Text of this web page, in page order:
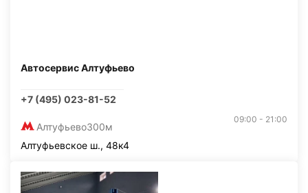
Автосервис Алтуфьево
+7 (495) 023-81-52
Алтуфьево300м
09:00 - 21:00
Алтуфьевское ш., 48к4